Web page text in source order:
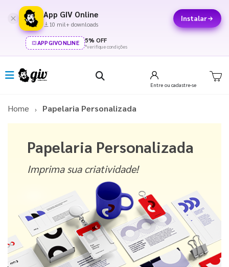
App GIV Online
10 mil+ downloads
Instalar
APPGIVONLINE 5% OFF
*verifique condições
Entre ou cadastre-se
Home Papelaria Personalizada
Papelaria Personalizada
Imprima sua criatividade!